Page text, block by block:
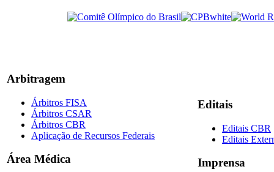
Arbitragem
Árbitros FISA
Árbitros CSAR
Árbitros CBR
Aplicação de Recursos Federais
Área Médica
Editais
Editais CBR
Editais
Imprensa